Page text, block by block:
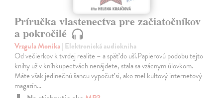
Príručka vlastenectva pre začiatočníkov
a pokročilé
Vrzgula Monika| Elektronická audiokniha
Od večierkov k tvrdej realite – a späť do uší.Papierovú podobu tejto
knihy už v kníhkupectvách nenájdete, stala sa vzácnym úlovkom.
Máte však jedinečnú šancu vypočuť si, ako znel kultový internetový
magazín…